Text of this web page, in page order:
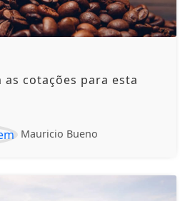
cotações para esta
Mauricio Bueno